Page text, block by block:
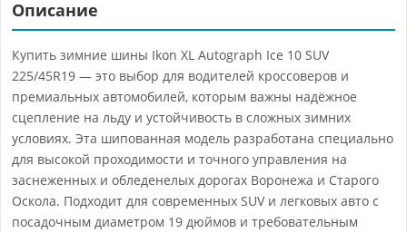
Описание
Купить зимние шины Ikon XL Autograph Ice 10 SUV
225/45R19 — это выбор для водителей кроссоверов и
премиальных автомобилей, которым важны надёжное
сцепление на льду и устойчивость в сложных зимних
условиях. Эта шипованная модель разработана специально
для высокой проходимости и точного управления на
заснеженных и обледенелых дорогах Воронежа и Старого
Оскола. Подходит для современных SUV и легковых авто с
посадочным диаметром 19 дюймов и требовательным